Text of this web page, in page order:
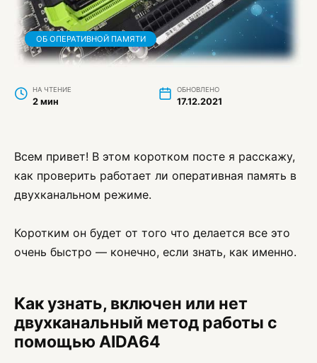
ОБ ОПЕРАТИВНОЙ ПАМЯТИ
НА ЧТЕНИЕ
2 мин
ОБНОВЛЕНО
17.12.2021
Всем привет! В этом коротком посте я расскажу,
как проверить работает ли оперативная память в
двухканальном режиме.
Коротким он будет от того что делается все это
очень быстро — конечно, если знать, как именно.
Как узнать, включен или нет
двухканальный метод работы с
помощью AIDA64